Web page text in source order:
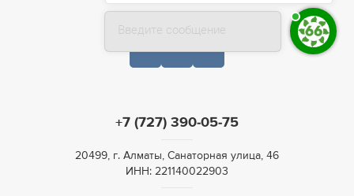
+7 (727) 390-05-75
20499, г. Алматы, Санаторная улица, 46
ИНН: 221140022903
Введите сообщение